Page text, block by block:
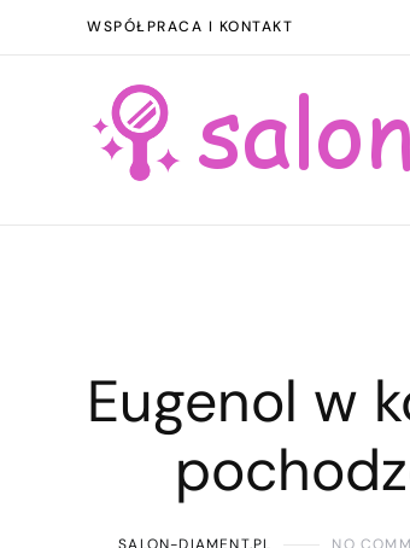
WSPÓŁPRACA I KONTAKT
Eugenol w